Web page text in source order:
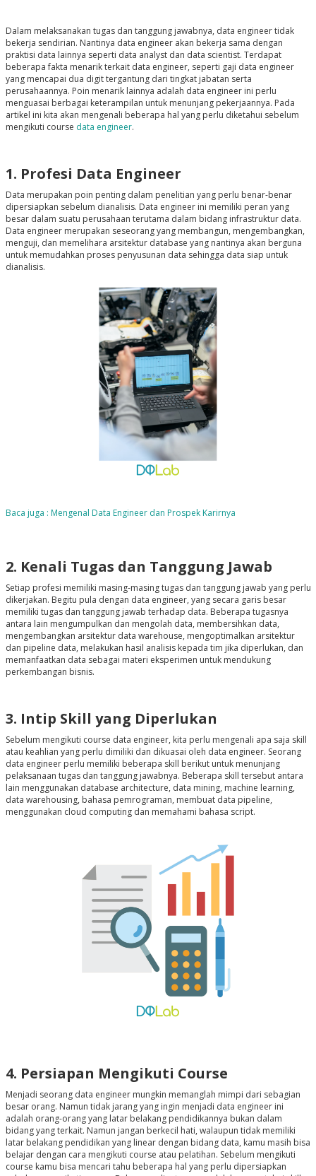
Dalam melaksanakan tugas dan tanggung jawabnya, data engineer tidak
bekerja sendirian. Nantinya data engineer akan bekerja sama dengan
praktisi data lainnya seperti data analyst dan data scientist. Terdapat
beberapa fakta menarik terkait data engineer, seperti gaji data engineer
yang mencapai dua digit tergantung dari tingkat jabatan serta
perusahaannya. Poin menarik lainnya adalah data engineer ini perlu
menguasai berbagai keterampilan untuk menunjang pekerjaannya. Pada
artikel ini kita akan mengenali beberapa hal yang perlu diketahui sebelum
mengikuti course data engineer.
1. Profesi Data Engineer
Data merupakan poin penting dalam penelitian yang perlu benar-benar
dipersiapkan sebelum dianalisis. Data engineer ini memiliki peran yang
besar dalam suatu perusahaan terutama dalam bidang infrastruktur data.
Data engineer merupakan seseorang yang membangun, mengembangkan,
menguji, dan memelihara arsitektur database yang nantinya akan berguna
untuk memudahkan proses penyusunan data sehingga data siap untuk
dianalisis.
Baca juga : Mengenal Data Engineer dan Prospek Karirnya
2. Kenali Tugas dan Tanggung Jawab
Setiap profesi memiliki masing-masing tugas dan tanggung jawab yang perlu
dikerjakan. Begitu pula dengan data engineer, yang secara garis besar
memiliki tugas dan tanggung jawab terhadap data. Beberapa tugasnya
antara lain mengumpulkan dan mengolah data, membersihkan data,
mengembangkan arsitektur data warehouse, mengoptimalkan arsitektur
dan pipeline data, melakukan hasil analisis kepada tim jika diperlukan, dan
memanfaatkan data sebagai materi eksperimen untuk mendukung
perkembangan bisnis.
3. Intip Skill yang Diperlukan
Sebelum mengikuti course data engineer, kita perlu mengenali apa saja skill
atau keahlian yang perlu dimiliki dan dikuasai oleh data engineer. Seorang
data engineer perlu memiliki beberapa skill berikut untuk menunjang
pelaksanaan tugas dan tanggung jawabnya. Beberapa skill tersebut antara
lain menggunakan database architecture, data mining, machine learning,
data warehousing, bahasa pemrograman, membuat data pipeline,
menggunakan cloud computing dan memahami bahasa script.
4. Persiapan Mengikuti Course
Menjadi seorang data engineer mungkin memanglah mimpi dari sebagian
besar orang. Namun tidak jarang yang ingin menjadi data engineer ini
adalah orang-orang yang latar belakang pendidikannya bukan dalam
bidang yang terkait. Namun jangan berkecil hati, walaupun tidak memiliki
latar belakang pendidikan yang linear dengan bidang data, kamu masih bisa
belajar dengan cara mengikuti course atau pelatihan. Sebelum mengikuti
course kamu bisa mencari tahu beberapa hal yang perlu dipersiapkan